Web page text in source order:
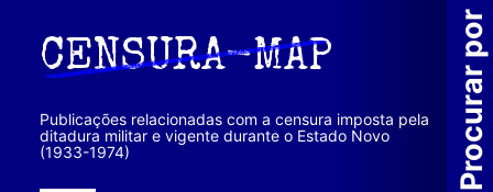
principal
CENSURA-MAP
Publicações relacionadas com a censura imposta pela
ditadura militar e vigente durante o Estado Novo
(1933-1974)
Procurar por